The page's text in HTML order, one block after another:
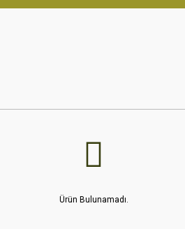
Ürün Bulunamadı.